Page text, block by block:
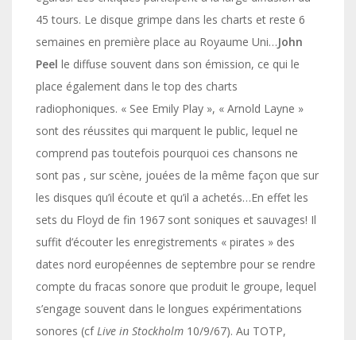
45 tours. Le disque grimpe dans les charts et reste 6
semaines en première place au Royaume Uni…John
Peel le diffuse souvent dans son émission, ce qui le
place également dans le top des charts
radiophoniques. « See Emily Play », « Arnold Layne »
sont des réussites qui marquent le public, lequel ne
comprend pas toutefois pourquoi ces chansons ne
sont pas , sur scène, jouées de la même façon que sur
les disques qu’il écoute et qu’il a achetés…En effet les
sets du Floyd de fin 1967 sont soniques et sauvages! Il
suffit d’écouter les enregistrements « pirates » des
dates nord européennes de septembre pour se rendre
compte du fracas sonore que produit le groupe, lequel
s’engage souvent dans le longues expérimentations
sonores (cfLive in Stockholm 10/9/67). Au TOTP,